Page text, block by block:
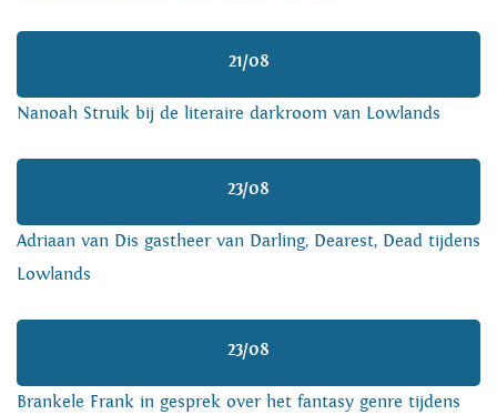
21/08
Nanoah Struik bij de literaire darkroom van Lowlands
23/08
Adriaan van Dis gastheer van Darling, Dearest, Dead tijdens
Lowlands
23/08
Brankele Frank in gesprek over het fantasy genre tijdens